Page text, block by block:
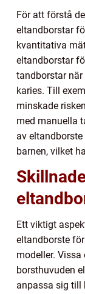
För att förstå
eltandborstar
kvantitativa
eltandborstar
tandborstar
karies. Till
minskade
med manuella
av
barnen, vilket
Ett viktigt
eltandborste
modeller.
borsthuvuden
anpassa sig till